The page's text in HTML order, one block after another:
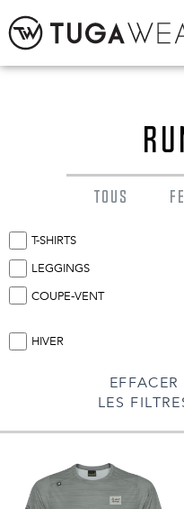
ATTITUDE TUGA
CONTACT
TOUS
T-SHIRTS
LEGGINGS
COUPE-VENT
HIVER
EFFACER
LES